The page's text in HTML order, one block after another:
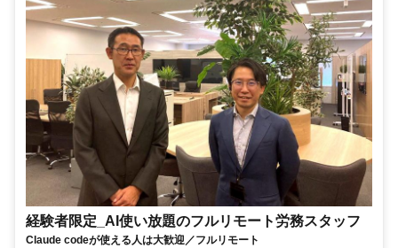
経験者限定_AI使い放題のフルリモート労務スタッフ
Claude codeが使える人は大歓迎／フルリモート